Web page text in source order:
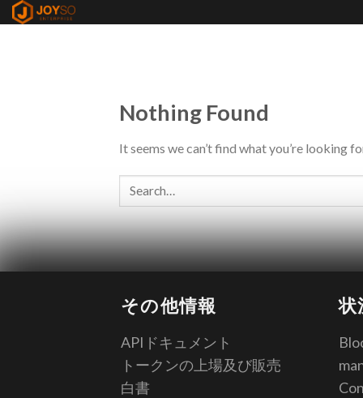
Skip
Nothing Found
It seems we can’t find what you’re looking
その他情報
APIドキュメント
トークンの上場及び販売
白書
状